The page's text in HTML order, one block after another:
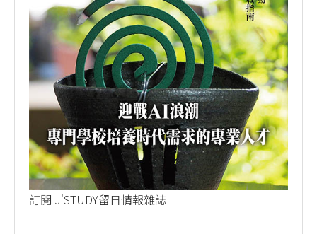
訂閱 J'STUDY留日情報雜誌